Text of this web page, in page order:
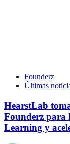
Founderz
Últimas
HearstLab
Founderz para
Learning y